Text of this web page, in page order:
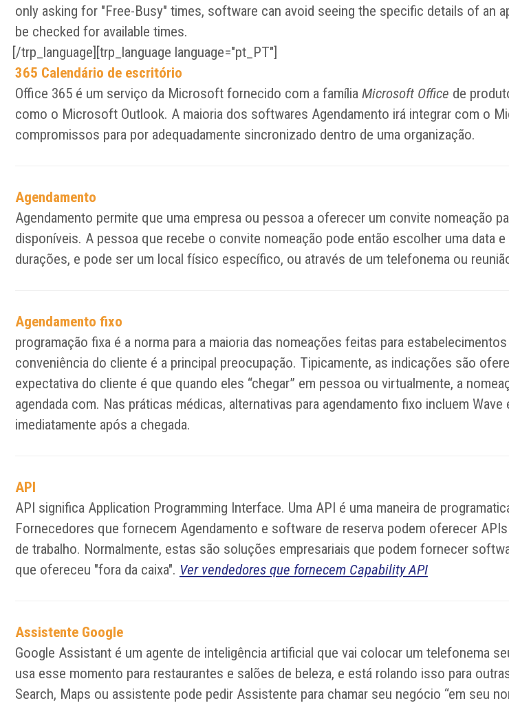
only asking for "Free-Busy" times, software can avoid seeing the specific details of an
be checked for available times.
[/trp_language][trp_language language="pt_PT"]
365 Calendário de escritório
Office 365 é um serviço da Microsoft fornecido com a família Microsoft Office de
como o Microsoft Outlook. A maioria dos softwares Agendamento irá integrar com o
compromissos para por adequadamente sincronizado dentro de uma organização.
Agendamento
Agendamento permite que uma empresa ou pessoa a oferecer um convite nomeação
disponíveis. A pessoa que recebe o convite nomeação pode então escolher uma data
durações, e pode ser um local físico específico, ou através de um telefonema ou
Agendamento fixo
programação fixa é a norma para a maioria das nomeações feitas para
conveniência do cliente é a principal preocupação. Tipicamente, as indicações são
expectativa do cliente é que quando eles “chegar” em pessoa ou virtualmente, a
agendada com. Nas práticas médicas, alternativas para agendamento fixo incluem
imediatamente após a chegada.
API
API significa Application Programming Interface. Uma API é uma maneira de
Fornecedores que fornecem Agendamento e software de reserva podem oferecer
de trabalho. Normalmente, estas são soluções empresariais que podem fornecer
que ofereceu "fora da caixa". Ver vendedores que fornecem Capability API
Assistente Google
Google Assistant é um agente de inteligência artificial que vai colocar um telefonema
usa esse momento para restaurantes e salões de beleza, e está rolando isso para
Search, Maps ou assistente pode pedir Assistente para chamar seu negócio “em seu